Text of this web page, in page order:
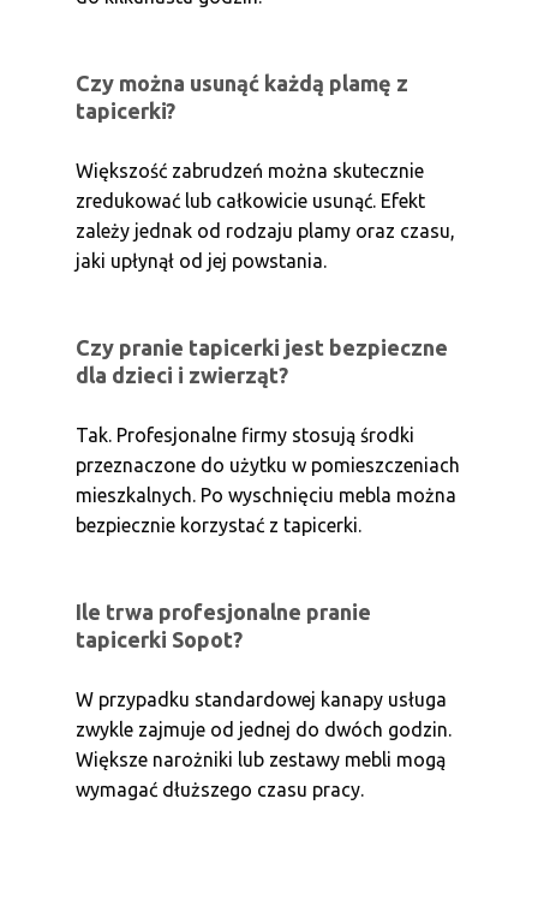
Czy można usunąć każdą plamę z
tapicerki?
Większość zabrudzeń można skutecznie
zredukować lub całkowicie usunąć. Efekt
zależy jednak od rodzaju plamy oraz czasu,
jaki upłynął od jej powstania.
Czy pranie tapicerki jest bezpieczne
dla dzieci i zwierząt?
Tak. Profesjonalne firmy stosują środki
przeznaczone do użytku w pomieszczeniach
mieszkalnych. Po wyschnięciu mebla można
bezpiecznie korzystać z tapicerki.
Ile trwa profesjonalne pranie
tapicerki Sopot?
W przypadku standardowej kanapy usługa
zwykle zajmuje od jednej do dwóch godzin.
Większe narożniki lub zestawy mebli mogą
wymagać dłuższego czasu pracy.